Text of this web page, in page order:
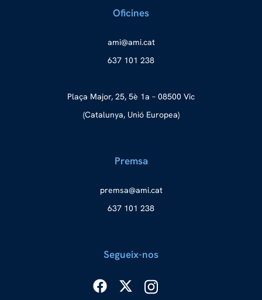
Oficines
tac.i
ma@im
a
637 101 238
Plaça Major, 25, 5è 1a – 08500 Vic
(Catalunya, Unió Europea)
Premsa
tac.i
ma@as
merp
637 101 238
Segueix-nos